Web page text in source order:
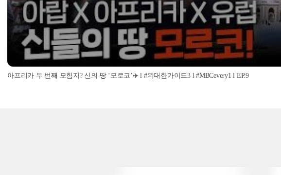
아프리카 두 번째 모험지? 신의 땅 ‘모로코’✈️ l #위대한가이드3 l #MBCevery1 l EP.9